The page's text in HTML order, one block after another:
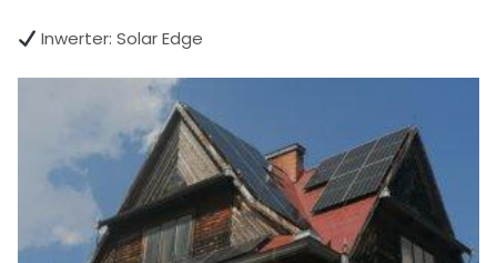
Inwerter: Solar Edge